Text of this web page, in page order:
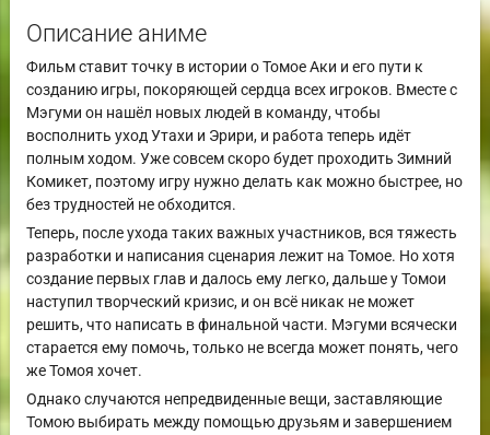
Описание аниме
Фильм ставит точку в истории о Томое Аки и его пути к
созданию игры, покоряющей сердца всех игроков. Вместе с
Мэгуми он нашёл новых людей в команду, чтобы
восполнить уход Утахи и Эрири, и работа теперь идёт
полным ходом. Уже совсем скоро будет проходить Зимний
Комикет, поэтому игру нужно делать как можно быстрее, но
без трудностей не обходится.
Теперь, после ухода таких важных участников, вся тяжесть
разработки и написания сценария лежит на Томое. Но хотя
создание первых глав и далось ему легко, дальше у Томои
наступил творческий кризис, и он всё никак не может
решить, что написать в финальной части. Мэгуми всячески
старается ему помочь, только не всегда может понять, чего
же Томоя хочет.
Однако случаются непредвиденные вещи, заставляющие
Томою выбирать между помощью друзьям и завершением